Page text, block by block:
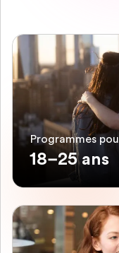
Programmes
18–25 ans